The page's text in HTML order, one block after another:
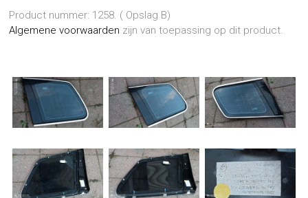
Product nummer: 1258. ( Opslag B)
Algemene voorwaarden zijn van toepassing op dit product.